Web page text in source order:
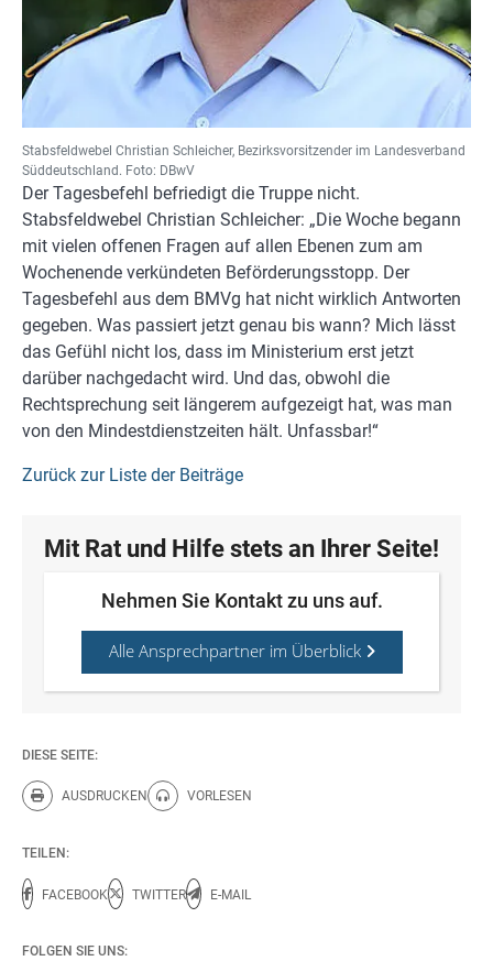
Stabsfeldwebel Christian Schleicher, Bezirksvorsitzender im Landesverband
Süddeutschland. Foto: DBwV
Der Tagesbefehl befriedigt die Truppe nicht.
Stabsfeldwebel Christian Schleicher: „Die Woche begann
mit vielen offenen Fragen auf allen Ebenen zum am
Wochenende verkündeten Beförderungsstopp. Der
Tagesbefehl aus dem BMVg hat nicht wirklich Antworten
gegeben. Was passiert jetzt genau bis wann? Mich lässt
das Gefühl nicht los, dass im Ministerium erst jetzt
darüber nachgedacht wird. Und das, obwohl die
Rechtsprechung seit längerem aufgezeigt hat, was man
von den Mindestdienstzeiten hält. Unfassbar!“
Zurück zur Liste der Beiträge
Mit Rat und Hilfe stets an Ihrer Seite!
Nehmen Sie Kontakt zu uns auf.
Alle Ansprechpartner im Überblick
DIESE SEITE:
AUSDRUCKEN
Diese Seite drucken.
VORLESEN
Diese Seite vorlesen.
TEILEN:
FACEBOOK TWITTER E-MAIL
FOLGEN SIE UNS: